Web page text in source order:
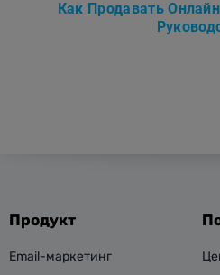
Как Продавать
Продукт
Email-маркетинг